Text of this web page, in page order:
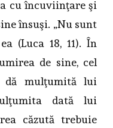
cu încuviinţare şi
însuşi. „Nu sunt
(Luca 18, 11). În
de sine, cel
dă mulţumită lui
dată lui
căzută trebuie